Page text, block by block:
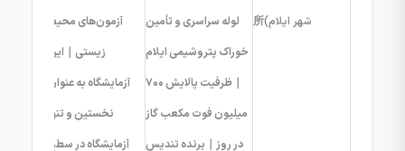
شهر ایلام)所
لوله سراسری و تأمین
خوراک پتروشیمی ایلام
｜ظرفیت پالایش ۷۰۰
میلیون فوت مکعب گاز
در روز｜برنده تندیس
آزمون‌های محیط
زیستی｜این
آزمایشگاه به عنوان
نخستین و تنها
آزمایشگاه در سطح